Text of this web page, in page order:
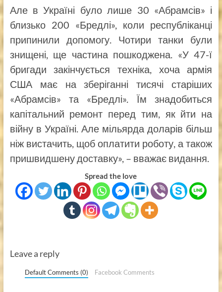
Але в Україні було лише 30 «Абрамсів» і
близько 200 «Бредлі», коли республіканці
припинили допомогу. Чотири танки були
знищені, ще частина пошкоджена. «У 47-ї
бригади закінчується техніка, хоча армія
США має на зберіганні тисячі старіших
«Абрамсів» та «Бредлі». Їм знадобиться
капітальний ремонт перед тим, як йти на
війну в Україні. Але мільярда доларів більш
ніж вистачить, щоб оплатити роботу, а також
пришвидшену доставку», – вважає видання.
Spread the love
Leave a reply
Default Comments (0) Facebook Comments